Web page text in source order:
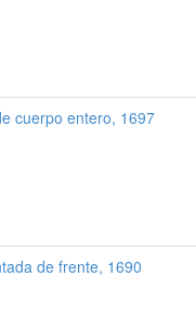
cuerpo entero, 1697
de frente, 1690